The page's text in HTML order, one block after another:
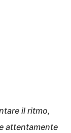
il ritmo,
attentamente